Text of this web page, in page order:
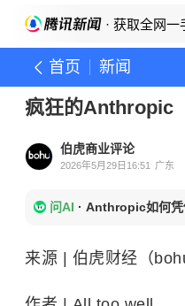
· 获取全网一
首页 新闻
疯狂的Anthropic
伯虎商业评论
2026年5月29日16:51 广东
问AI · Anthropic如何凭
来源 | 伯虎财经（